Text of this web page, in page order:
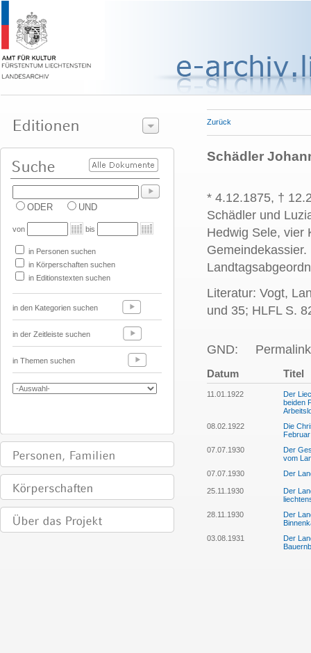
ODER UND
von bis
in Personen suchen
in Körperschaften suchen
in Editionstexten suchen
in den Kategorien suchen
in der Zeitleiste suchen
in Themen suchen
Zurück
Schädler
* 4.12.1875, †
Schädler und
Hedwig Sele, vier
Literatur: Vogt,
und 35; HLFL S.
GND:
Datum Titel
11.01.1922
Der
beiden
08.02.1922
Die
07.07.1930
Der
vom
07.07.1930
Der
25.11.1930
Der
28.11.1930
Der
03.08.1931
Der